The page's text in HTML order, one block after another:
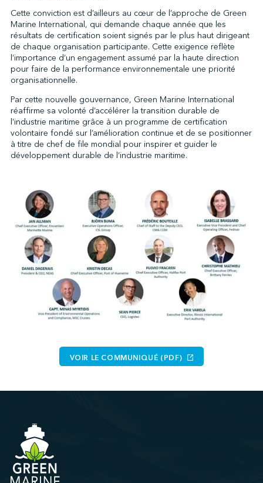
Cette conviction est d’ailleurs au cœur de l’approche de Green
Marine International, qui demande chaque année que les
résultats de certification soient signés par le plus haut dirigeant
de chaque organisation participante. Cette exigence reflète
l’importance d’un engagement assumé par la haute direction
pour faire de la performance environnementale une priorité
organisationnelle.
Par cette nouvelle gouvernance, Green Marine International
réaffirme sa volonté d’accélérer la transition durable de
l’industrie maritime grâce à un programme de certification
volontaire fondé sur l’amélioration continue et de se positionner
à titre de chef de file mondial pour inspirer et guider le
développement durable de l’industrie maritime.
VOIR LE COMMUNIQUÉ (PDF)